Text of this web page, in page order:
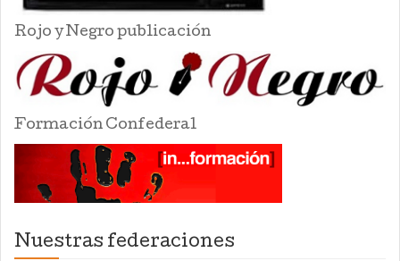
Rojo y Negro publicación
Formación Confederal
Nuestras federaciones